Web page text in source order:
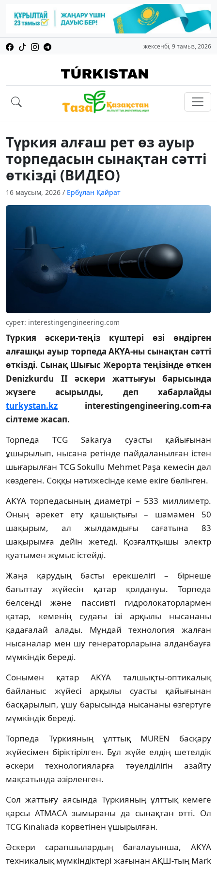
жексенбі, 9 тамыз, 2026
Түркия алғаш рет өз ауыр
торпедасын сынақтан сәтті
өткізді (ВИДЕО)
16 маусым, 2026 / Ербұлан Қайрат
сурет: interestingengineering.com
Түркия әскери-теңіз күштері өзі өндірген
алғашқы ауыр торпеда AKYA-ны сынақтан сәтті
өткізді. Сынақ Шығыс Жерорта теңізінде өткен
Denizkurdu II әскери жаттығуы барысында
жүзеге асырылды, деп хабарлайды
turkystan.kz interestingengineering.com-ға
сілтеме жасап.
Торпеда TCG Sakarya суасты қайығынан
ұшырылып, нысана ретінде пайдаланылған істен
шығарылған TCG Sokullu Mehmet Paşa кемесін дәл
көздеген. Соққы нәтижесінде кеме екіге бөлінген.
AKYA торпедасының диаметрі – 533 миллиметр.
Оның әрекет ету қашықтығы – шамамен 50
шақырым, ал жылдамдығы сағатына 83
шақырымға дейін жетеді. Қозғалтқышы электр
қуатымен жұмыс істейді.
Жаңа қарудың басты ерекшелігі – бірнеше
бағыттау жүйесін қатар қолдануы. Торпеда
белсенді және пассивті гидролокаторлармен
қатар, кеменің судағы ізі арқылы нысананы
қадағалай алады. Мұндай технология жалған
нысаналар мен шу генераторларына алданбауға
мүмкіндік береді.
Сонымен қатар AKYA талшықты-оптикалық
байланыс жүйесі арқылы суасты қайығынан
басқарылып, ұшу барысында нысананы өзгертуге
мүмкіндік береді.
Торпеда Түркияның ұлттық MUREN басқару
жүйесімен біріктірілген. Бұл жүйе елдің шетелдік
әскери технологияларға тәуелділігін азайту
мақсатында әзірленген.
Сол жаттығу аясында Түркияның ұлттық кемеге
қарсы ATMACA зымыраны да сынақтан өтті. Ол
TCG Kınalıada корветінен ұшырылған.
Әскери сарапшылардың бағалауынша, AKYA
техникалық мүмкіндіктері жағынан АҚШ-тың Mark